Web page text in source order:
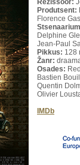
Režissöör:
Produtsent:
Florence
Delphine
Jean-Paul
Pikkus: 128
Žanr:
Osades:
Bastien
Quentin
Olivier
IMDb